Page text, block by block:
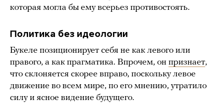
которая могла бы ему всерьез противостоять.
Политика без идеологии
Букеле позиционирует себя не как левого или
правого, а как прагматика. Впрочем, он признает,
что склоняется скорее вправо, поскольку левое
движение во всем мире, по его мнению, утратило
силу и ясное видение будущего.